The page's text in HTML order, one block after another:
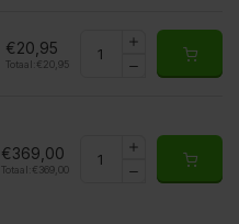
€20,95
Totaal: €20,95
€369,00
Totaal: €369,00